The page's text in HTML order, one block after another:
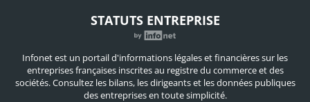
STATUTS ENTREPRISE
Infonet est un portail d'informations légales et financières sur les
entreprises françaises inscrites au registre du commerce et des
sociétés. Consultez les bilans, les dirigeants et les données publiques
des entreprises en toute simplicité.